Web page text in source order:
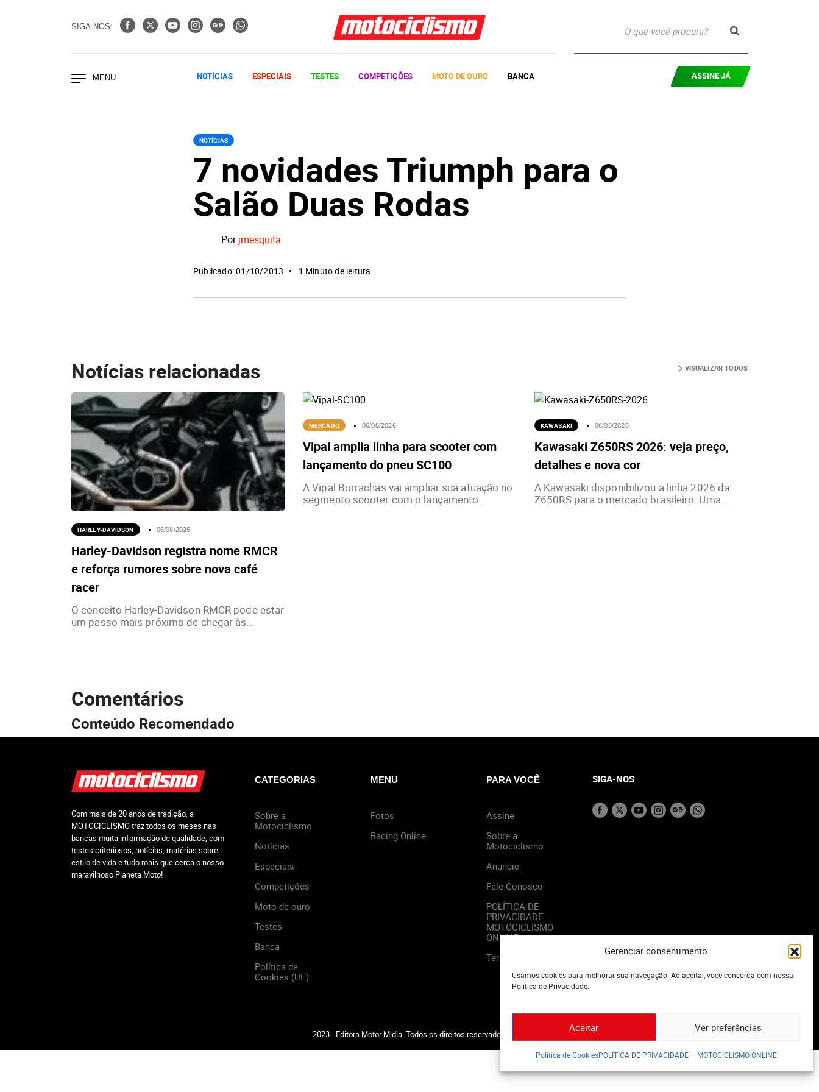
Gerenciar consentimento
Usamos cookies para melhorar sua navegação. Ao aceitar, você concorda com nossa
Política de Privacidade.
Aceitar Ver preferências
Política de CookiesPOLÍTICA DE PRIVACIDADE – MOTOCICLISMO ONLINE
SIGA-NOS:
NOTÍCIAS ESPECIAIS TESTES COMPETIÇÕES MOTO DE OURO BANCA ASSINE JÁ
NOTÍCIAS
7 novidades Triumph para o
Salão Duas Rodas
Porjmesquita
Publicado: 01/10/2013 1 Minuto de leitura
Notícias relacionadas VISUALIZAR TODOS
HARLEY-DAVIDSON 06/08/2026
Harley-Davidson registra nome RMCR
e reforça rumores sobre nova café
racer
O conceito Harley-Davidson RMCR pode estar
um passo mais próximo de chegar às...
MERCADO 06/08/2026
Vipal amplia linha para scooter com
lançamento do pneu SC100
A Vipal Borrachas vai ampliar sua atuação no
segmento scooter com o lançamento...
KAWASAKI 06/08/2026
Kawasaki Z650RS 2026: veja preço,
detalhes e nova cor
A Kawasaki disponibilizou a linha 2026 da
Z650RS para o mercado brasileiro. Uma...
Comentários
Conteúdo Recomendado
Com mais de 20 anos de tradição, a
MOTOCICLISMO traz todos os meses nas
bancas muita informação de qualidade, com
testes criteriosos, notícias, matérias sobre
estilo de vida e tudo mais que cerca o nosso
maravilhoso Planeta Moto!
CATEGORIAS
Sobre a
Motociclismo
Notícias
Especiais
Competições
Moto de ouro
Testes
Banca
Política de
Cookies (UE)
MENU
Fotos
Racing Online
PARA VOCÊ
Assine
Sobre a
Motociclismo
Anuncie
Fale Conosco
POLÍTICA DE
PRIVACIDADE –
MOTOCICLISMO
ONLINE
Termos de Uso
SIGA-NOS
2023 - Editora Motor Midia. Todos os direitos reservados.